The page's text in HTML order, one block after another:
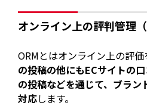
オンライン上の評判管理（
ORMとはオンライン上の評
の投稿の他にもECサイトの
の投稿などを通じて、ブラン
対応します。